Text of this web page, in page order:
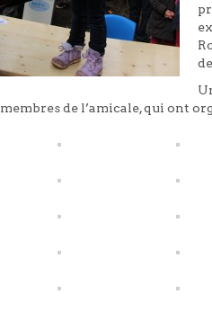
membres de l’amicale, qui ont